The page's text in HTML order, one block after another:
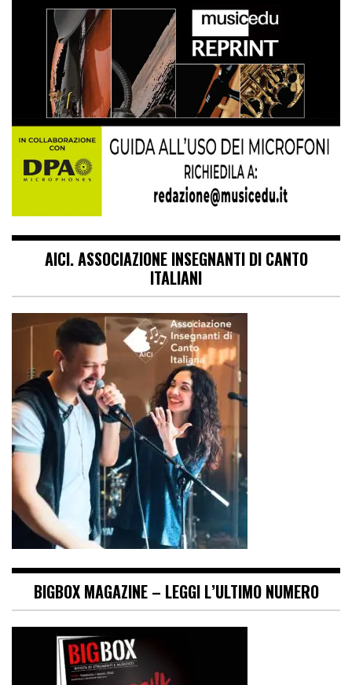
AICI. ASSOCIAZIONE INSEGNANTI DI CANTO
ITALIANI
BIGBOX MAGAZINE – LEGGI L’ULTIMO NUMERO